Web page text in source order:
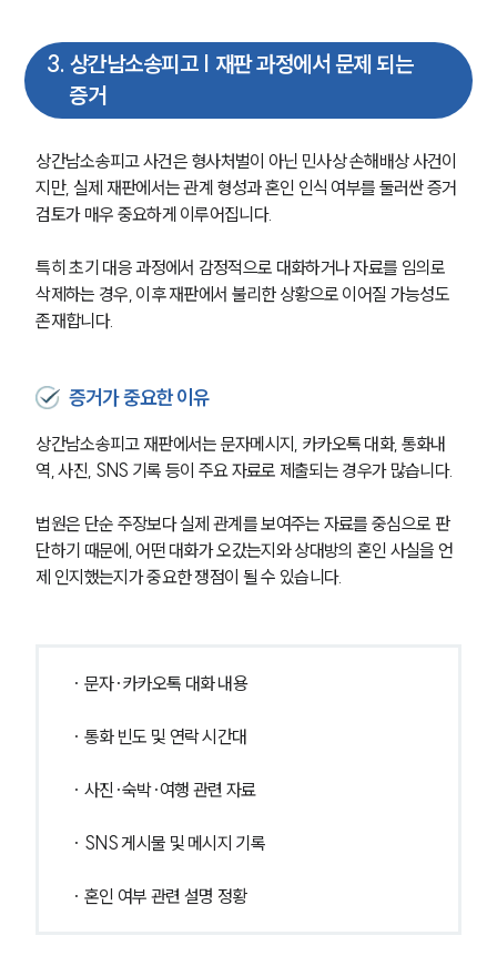
대륜의 강점
글로벌 파트너 로펌
고객의 소리
AI대륜
업무사례
이혼 법률정보
법률지식인
업무분야
업무
전체
이혼 양육비계산기
상간자위자료계산기
3. 상간남소송피고 | 재판 과정에서 문제 되는
증거
상간남소송피고 사건은 형사처벌이 아닌 민사상 손해배상 사건이
지만, 실제 재판에서는 관계 형성과 혼인 인식 여부를 둘러싼 증거
검토가 매우 중요하게 이루어집니다.
특히 초기 대응 과정에서 감정적으로 대화하거나 자료를 임의로
삭제하는 경우, 이후 재판에서 불리한 상황으로 이어질 가능성도
존재합니다.
증거가 중요한 이유
상간남소송피고 재판에서는 문자메시지, 카카오톡 대화, 통화내
역, 사진, SNS 기록 등이 주요 자료로 제출되는 경우가 많습니다.
법원은 단순 주장보다 실제 관계를 보여주는 자료를 중심으로 판
단하기 때문에, 어떤 대화가 오갔는지와 상대방의 혼인 사실을 언
제 인지했는지가 중요한 쟁점이 될 수 있습니다.
· 문자·카카오톡 대화 내용
· 통화 빈도 및 연락 시간대
· 사진·숙박·여행 관련 자료
· SNS 게시물 및 메시지 기록
· 혼인 여부 관련 설명 정황